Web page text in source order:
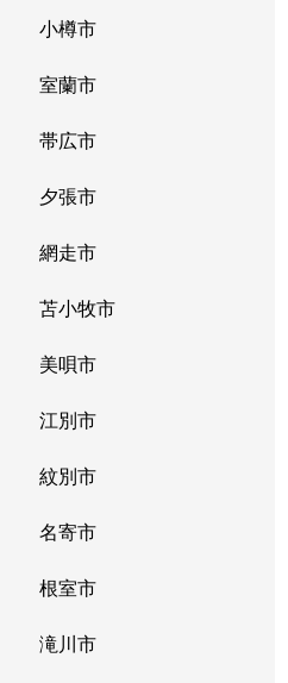
小樽市
室蘭市
帯広市
夕張市
網走市
苫小牧市
美唄市
江別市
紋別市
名寄市
根室市
滝川市